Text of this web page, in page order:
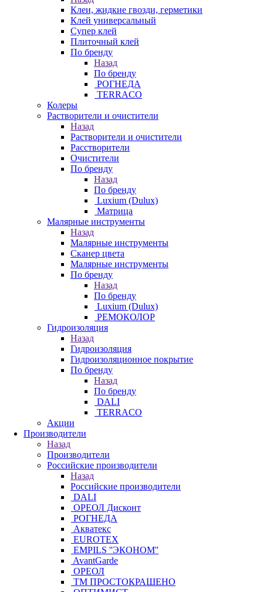
Клеи, жидкие гвозди, герметики
Клей универсальный
Супер клей
Плиточный клей
По бренду
Назад
По бренду
РОГНЕДА
TERRACO
Колеры
Растворители и очистители
Назад
Растворители и очистители
Расстворители
Очистители
По бренду
Назад
По бренду
Luxium (Dulux)
Матрица
Малярные инструменты
Назад
Малярные инструменты
Сканер цвета
Малярные инструменты
По бренду
Назад
По бренду
Luxium (Dulux)
РЕМОКОЛОР
Гидроизоляция
Назад
Гидроизоляция
Гидроизоляционное покрытие
По бренду
Назад
По бренду
DALI
TERRACO
Акции
Производители
Назад
Производители
Российские производители
Назад
Российские производители
DALI
ОРЕОЛ Дисконт
РОГНЕДА
Акватекс
EUROTEX
EMPILS ''ЭКОНОМ''
AvantGarde
ОРЕОЛ
ТМ ПРОСТОКРАШЕНО